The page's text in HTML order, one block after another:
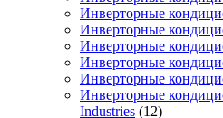
Инверторные
Инверторные
Инверторные
Инверторные
Инверторные
Инверторные
Industries (12)